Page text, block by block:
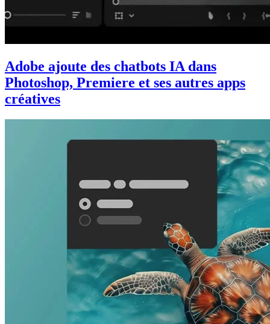
Adobe ajoute des chatbots IA dans
Photoshop, Premiere et ses autres apps
créatives